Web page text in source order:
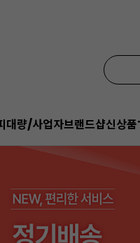
대량/사업자브랜드샵신상품